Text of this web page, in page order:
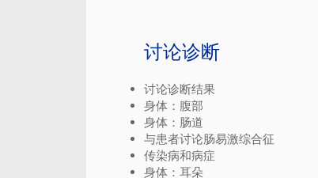
讨论诊断
讨论诊断结果
身体：腹部
身体：肠道
与患者讨论肠易激综合征
传染病和病症
身体：耳朵